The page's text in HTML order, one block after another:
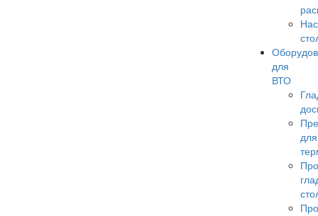
для
ВТО
для